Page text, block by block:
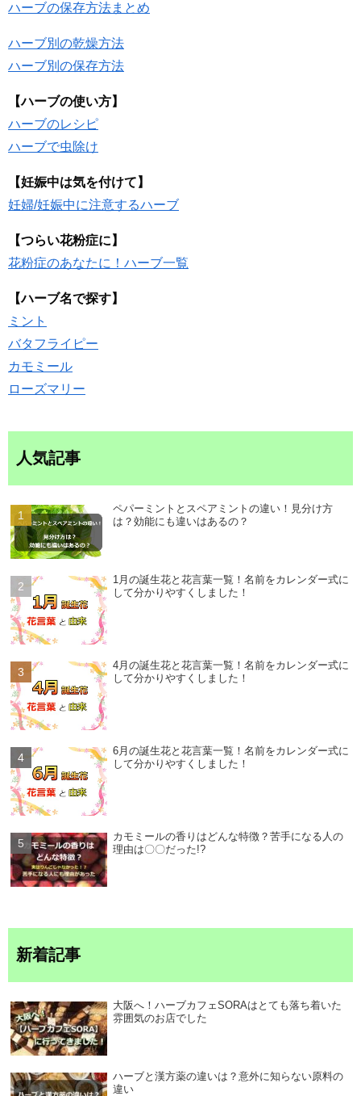
ハーブの保存方法まとめ
ハーブ別の乾燥方法
ハーブ別の保存方法
【ハーブの使い方】
ハーブのレシピ
ハーブで虫除け
【妊娠中は気を付けて】
妊婦/妊娠中に注意するハーブ
【つらい花粉症に】
花粉症のあなたに！ハーブ一覧
【ハーブ名で探す】
ミント
バタフライピー
カモミール
ローズマリー
人気記事
ペパーミントとスペアミントの違い！見分け方
は？効能にも違いはあるの？
1月の誕生花と花言葉一覧！名前をカレンダー式に
して分かりやすくしました！
4月の誕生花と花言葉一覧！名前をカレンダー式に
して分かりやすくしました！
6月の誕生花と花言葉一覧！名前をカレンダー式に
して分かりやすくしました！
カモミールの香りはどんな特徴？苦手になる人の
理由は〇〇だった!?
新着記事
大阪へ！ハーブカフェSORAはとても落ち着いた
雰囲気のお店でした
ハーブと漢方薬の違いは？意外に知らない原料の
違い